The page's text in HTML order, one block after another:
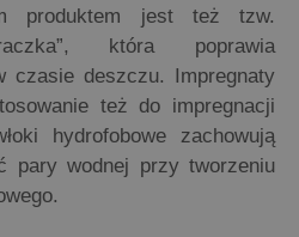
produktem jest też tzw.
która poprawia
czasie deszczu. Impregnaty
też do impregnacji
hydrofobowe zachowują
pary wodnej przy tworzeniu